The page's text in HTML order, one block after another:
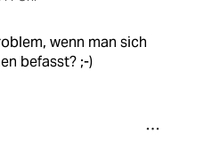
wenn man sich
befasst? ;-)